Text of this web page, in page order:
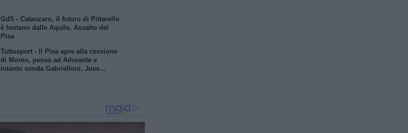
GdS - Catanzaro, il futuro di Pittarello
è lontano dalle Aquile. Assalto del
Pisa
Tuttosport - Il Pisa apre alla cessione
di Moreo, pensa ad Adorante e
intanto sonda Gabrielloni. Juve